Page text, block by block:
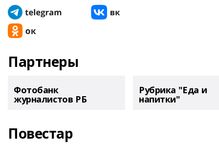
Партнеры
Фотобанк
журналистов РБ
Рубрика "Еда и
напитки"
Повестар